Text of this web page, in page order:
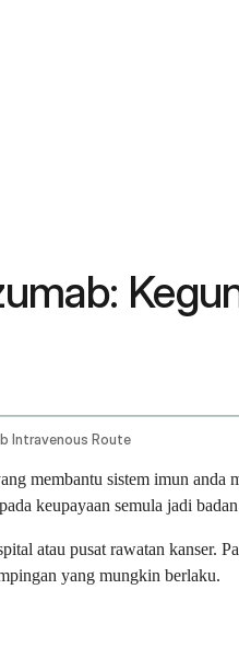
Intravenous Route
membantu sistem imun
keupayaan semula jadi
atau pusat rawatan kanser.
yang mungkin berlaku.